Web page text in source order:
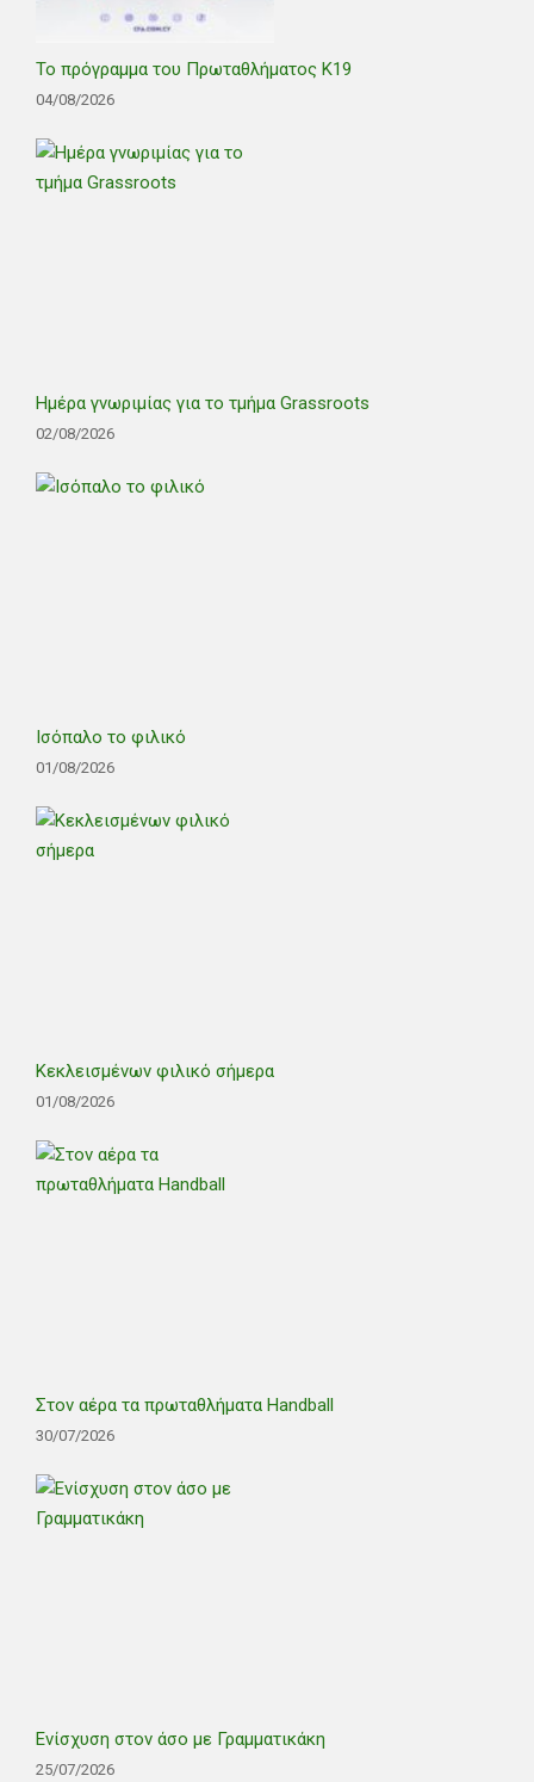
Το πρόγραμμα του Πρωταθλήματος Κ19
04/08/2026
Ημέρα γνωριμίας για το τμήμα Grassroots
02/08/2026
Ισόπαλο το φιλικό
01/08/2026
Κεκλεισμένων φιλικό σήμερα
01/08/2026
Στον αέρα τα πρωταθλήματα Handball
30/07/2026
Ενίσχυση στον άσο με Γραμματικάκη
25/07/2026